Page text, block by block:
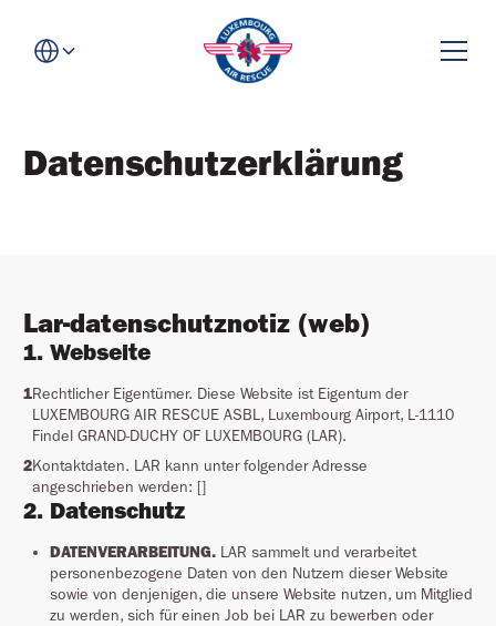
Datenschutzerklärung
Lar-datenschutznotiz (web)
1. Webseite
1Rechtlicher Eigentümer. Diese Website ist Eigentum der
LUXEMBOURG AIR RESCUE ASBL, Luxembourg Airport, L-1110
Findel GRAND-DUCHY OF LUXEMBOURG (LAR).
2Kontaktdaten. LAR kann unter folgender Adresse
angeschrieben werden: []
2. Datenschutz
DATENVERARBEITUNG. LAR sammelt und verarbeitet
personenbezogene Daten von den Nutzern dieser Website
sowie von denjenigen, die unsere Website nutzen, um Mitglied
zu werden, sich für einen Job bei LAR zu bewerben oder